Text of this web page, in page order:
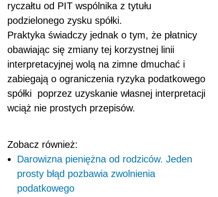
ryczałtu od PIT wspólnika z tytułu
podzielonego zysku spółki.
Praktyka świadczy jednak o tym, że płatnicy
obawiając się zmiany tej korzystnej linii
interpretacyjnej wolą na zimne dmuchać i
zabiegają o ograniczenia ryzyka podatkowego
spółki poprzez uzyskanie własnej interpretacji
wciąż nie prostych przepisów.
Zobacz również:
Darowizna pieniężna od rodziców. Jeden
prosty błąd pozbawia zwolnienia
podatkowego